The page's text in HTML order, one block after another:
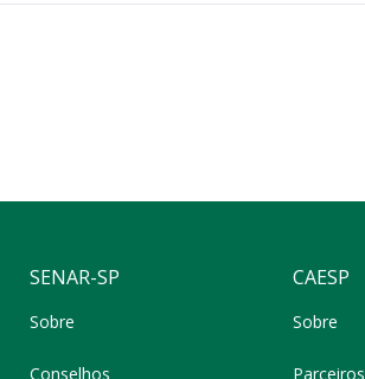
SENAR-SP
Sobre
Conselhos
CAESP
Sobre
Parceiros